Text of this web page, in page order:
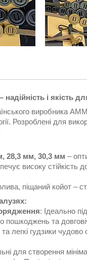
надійність і якість
виробника
Розроблені для
28,3 мм, 30,3 мм –
високу стійкість
піщаний койот –
: Ідеально
пошкоджень та
та легкі гудзики
для створення